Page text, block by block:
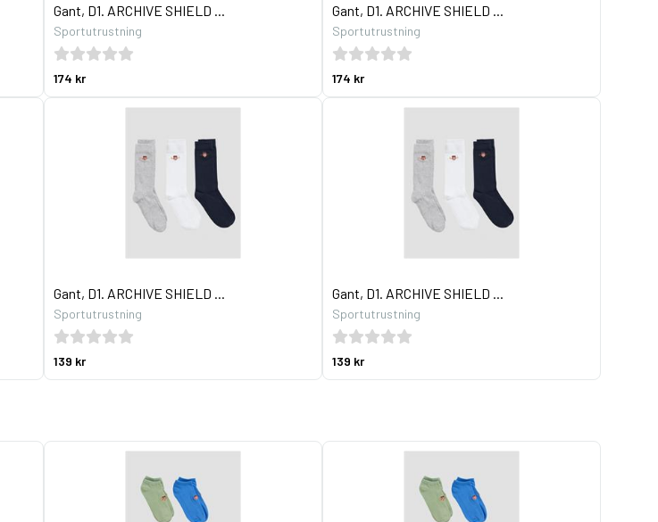
Gant, D1. ARCHIVE SHIELD ...
Sportutrustning
174 kr
Gant, D1. ARCHIVE SHIELD ...
Sportutrustning
174 kr
Gant, D1. ARCHIVE SHIELD ...
Sportutrustning
139 kr
Gant, D1. ARCHIVE SHIELD ...
Sportutrustning
139 kr